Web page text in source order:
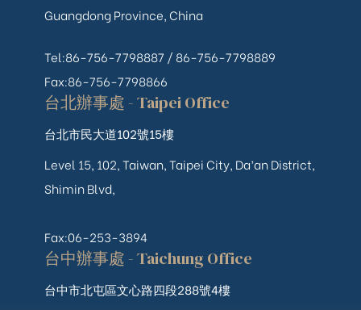
Guangdong Province, China
Tel:86-756-7798887 / 86-756-7798889
Fax:86-756-7798866
台北辦事處 - Taipei Office
台北市民大道102號15樓
Level 15, 102, Taiwan, Taipei City, Da’an District,
Shimin Blvd,
Fax:06-253-3894
台中辦事處 - Taichung Office
台中市北屯區文心路四段288號4樓